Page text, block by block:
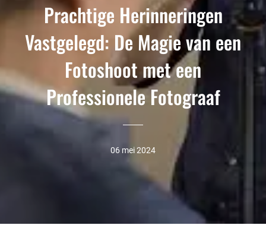
Prachtige Herinneringen
Vastgelegd: De Magie van een
Fotoshoot met een
Professionele Fotograaf
06 mei 2024